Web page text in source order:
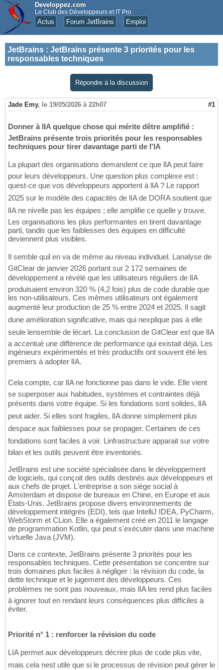
Developpez.com
Le Club des Développeurs et IT Pro
Actus Forum JetBrains Emploi
JetBrains : JetBrains présente 3 priorités pour les
responsables techniques
Répondre à la discussion
Jade Emy, le 19/05/2026 à 22h07 #1
Donner à lIA quelque chose qui mérite dêtre amplifié :
JetBrains présente trois priorités pour les responsables
techniques pour tirer davantage parti de l'IA
La plupart des organisations demandent ce que lIA peut faire
pour leurs développeurs. Une question plus complexe est :
quest-ce que vos développeurs apportent à lIA ? Le rapport
2025 sur le modèle des capacités de lIA de DORA soutient que
lIA ne nivelle pas les équipes ; elle amplifie ce quelle y trouve.
Les organisations les plus performantes en tirent davantage
parti, tandis que les faiblesses des équipes en difficulté
deviennent plus visibles.
Il semble quil en va de même au niveau individuel. Lanalyse de
GitClear de janvier 2026 portant sur 2 172 semaines de
développement a révélé que les utilisateurs réguliers de lIA
produisaient environ 320 % (4,2 fois) plus de code durable que
les non-utilisateurs. Ces mêmes utilisateurs ont également
augmenté leur production de 25 % entre 2024 et 2025. Il sagit
dune amélioration significative, mais qui nexplique pas à elle
seule lensemble de lécart. La conclusion de GitClear est que lIA
a accentué une différence de performance qui existait déjà. Les
ingénieurs expérimentés et très productifs ont souvent été les
premiers à adopter lIA.
Cela compte, car lIA ne fonctionne pas dans le vide. Elle vient
se superposer aux habitudes, systèmes et contraintes déjà
présents dans votre équipe. Si les fondations sont solides, lIA
peut aider. Si elles sont fragiles, lIA donne simplement plus
despace aux faiblesses pour se propager. Certaines de ces
fondations sont faciles à voir. Linfrastructure apparait sur votre
bilan et les outils peuvent être inventoriés.
JetBrains est une société spécialisée dans le développement
de logiciels, qui conçoit des outils destinés aux développeurs et
aux chefs de projet. L'entreprise a son siège social à
Amsterdam et dispose de bureaux en Chine, en Europe et aux
États-Unis. JetBrains propose divers environnements de
développement intégrés (EDI), tels que IntelliJ IDEA, PyCharm,
WebStorm et CLion. Elle a également créé en 2011 le langage
de programmation Kotlin, qui peut s'exécuter dans une machine
virtuelle Java (JVM).
Dans ce contexte, JetBrains présente 3 priorités pour les
responsables techniques. Cette présentation se concentre sur
trois domaines plus faciles à négliger : la révision du code, la
dette technique et le jugement des développeurs. Ces
problèmes ne sont pas nouveaux, mais lIA les rend plus faciles
à ignorer tout en rendant leurs conséquences plus difficiles à
éviter.
Priorité n° 1 : renforcer la révision du code
LIA permet aux développeurs décrire plus de code plus vite,
mais cela nest utile que si le processus de révision peut gérer le